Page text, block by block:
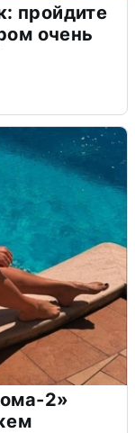
пройдите
очень
2»